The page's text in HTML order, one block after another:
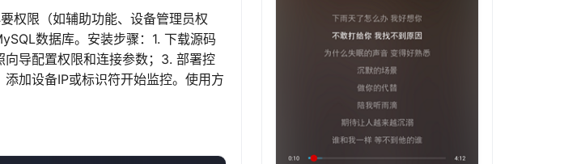
权限（如辅助功能、设备管理员权
数据库。安装步骤：1. 下载源码
导配置权限和连接参数；3. 部署控
加设备IP或标识符开始监控。使用方